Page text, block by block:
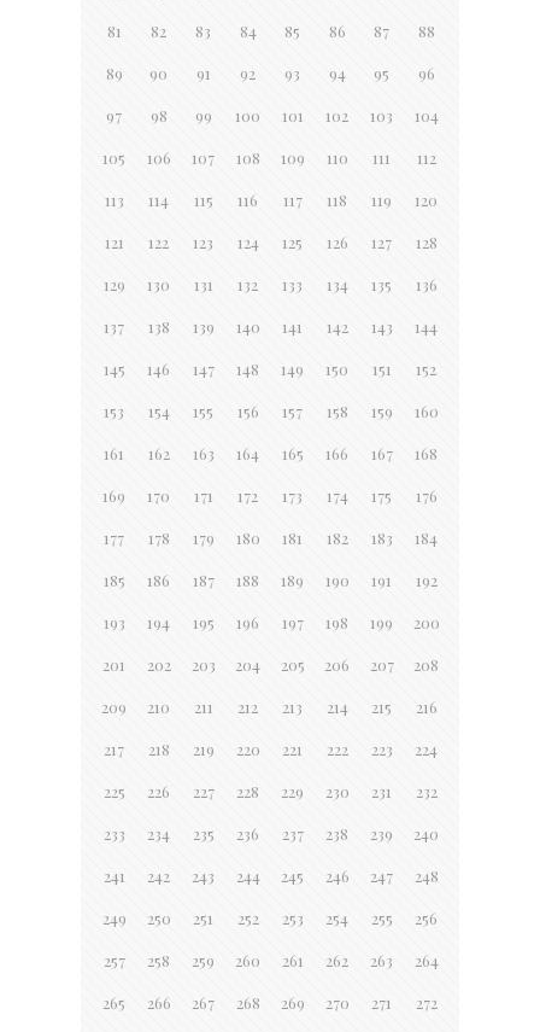
81 82 83 84 85 86 87 88
89 90 91 92 93 94 95 96
97 98 99 100 101 102 103 104
105 106 107 108 109 110 111 112
113 114 115 116 117 118 119 120
121 122 123 124 125 126 127 128
129 130 131 132 133 134 135 136
137 138 139 140 141 142 143 144
145 146 147 148 149 150 151 152
153 154 155 156 157 158 159 160
161 162 163 164 165 166 167 168
169 170 171 172 173 174 175 176
177 178 179 180 181 182 183 184
185 186 187 188 189 190 191 192
193 194 195 196 197 198 199 200
201 202 203 204 205 206 207 208
209 210 211 212 213 214 215 216
217 218 219 220 221 222 223 224
225 226 227 228 229 230 231 232
233 234 235 236 237 238 239 240
241 242 243 244 245 246 247 248
249 250 251 252 253 254 255 256
257 258 259 260 261 262 263 264
265 266 267 268 269 270 271 272